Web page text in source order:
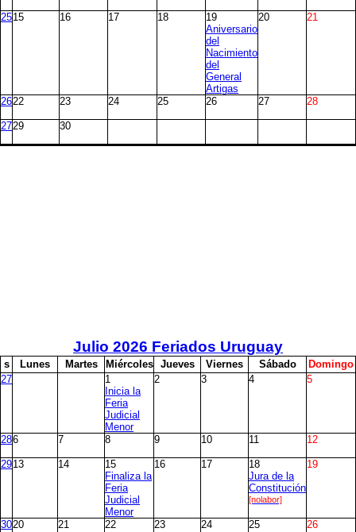
2515 16 17 18
19
Aniversario
del
Nacimiento
del
General
Artigas
20 21
2622 23 24 25 26 27 28
2729 30
Julio 2026 Feriados Uruguay
s Lunes Martes Miércoles Jueves Viernes Sábado Domingo
27
1
Inicia la
Feria
Judicial
Menor
2 3 4 5
286 7 8 9 10 11 12
2913 14
15
Finaliza la
Feria
Judicial
Menor
16 17
18
Jura de la
Constitución
[nolabor]
19
3020 21 22 23 24 25 26